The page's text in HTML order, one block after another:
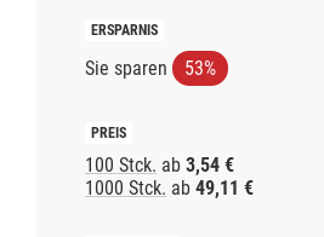
Sie sparen 53%
100 Stck. ab 3,54 €
1000 Stck. ab 49,11 €